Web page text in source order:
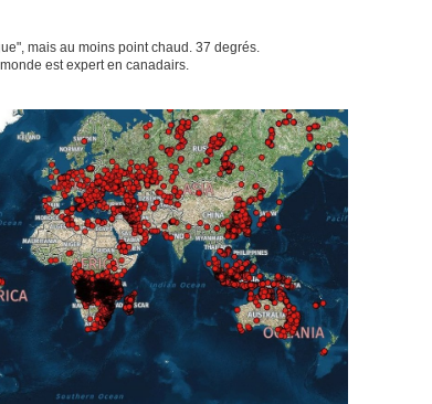
mais au moins point chaud. 37 degrés.
est expert en canadairs.